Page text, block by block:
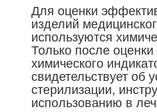
Для оценки
изделий
используются
Только после
химического
свидетельствует об
стерилизации,
использованию в